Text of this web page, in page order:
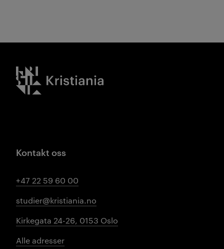
Kristiania logo
Kontakt oss
+47 22 59 60 00
studier@kristiania.no
Kirkegata 24-26, 0153 Oslo
Alle adresser